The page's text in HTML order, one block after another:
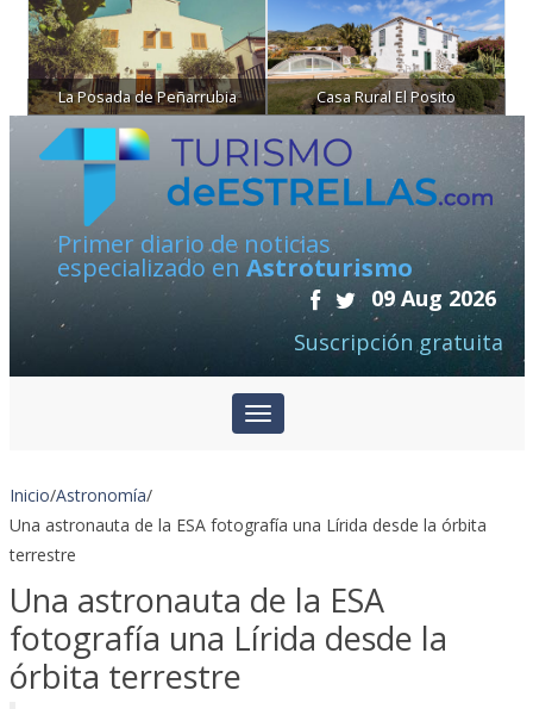
La Posada de Peñarrubia Casa Rural El Posito
Primer diario de noticias
especializado en Astroturismo
09 Aug 2026
Suscripción gratuita
Inicio/Astronomía/
Una astronauta de la ESA fotografía una Lírida desde la órbita
terrestre
Una astronauta de la ESA
fotografía una Lírida desde la
órbita terrestre